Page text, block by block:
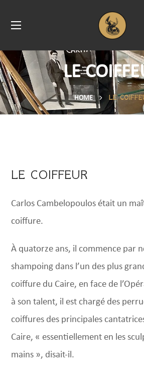
LE
HOME LE
LE COIFFEUR
Carlos Cambelopoulos était un
coiffure.
À quatorze ans, il commence par
shampoing dans l’un des plus
coiffure du Caire, en face de
à son talent, il est chargé des
coiffures des principales
Caire, « essentiellement en les
mains », disait-il.